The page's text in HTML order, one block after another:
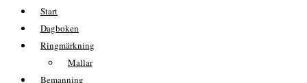
Start
Dagboken
Ringmärkning
Mallar
Bemanning